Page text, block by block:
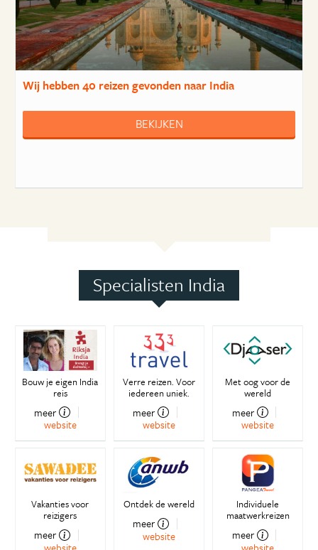
Wij hebben40 reizengevonden naar India
BEKIJKEN
Specialisten India
Bouw je eigen India
reis
meer
website
Verre reizen. Voor
iedereen uniek.
meer
website
Met oog voor de
wereld
meer
website
Vakanties voor
reizigers
meer
Ontdek de wereld
meer
website
Individuele
maatwerkreizen
meer